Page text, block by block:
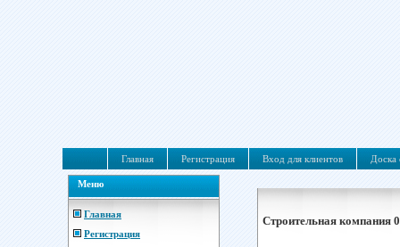
Главная Регистрация Вход для клиентов Доска
Меню
Главная
Регистрация
Строительная компания